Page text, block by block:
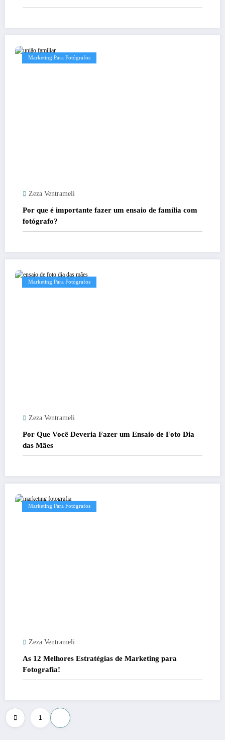
Marketing Para Fotógrafos
Zeza Ventrameli
Por que é importante fazer um ensaio de família com
fotógrafo?
Marketing Para Fotógrafos
Zeza Ventrameli
Por Que Você Deveria Fazer um Ensaio de Foto Dia
das Mães
Marketing Para Fotógrafos
Zeza Ventrameli
As 12 Melhores Estratégias de Marketing para
Fotografia!
Paginação
de
1